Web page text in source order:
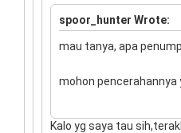
spoor_hunter Wrote:
mau tanya, apa
mohon pencerahannya
Kalo yg saya tau